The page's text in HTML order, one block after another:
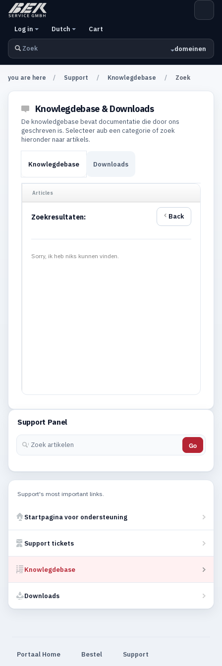
domeinen
Log in Dutch Cart
you are here Support Knowlegdebase Zoek
Support Panel
Go
Support's most important links.
Startpagina voor ondersteuning
Support tickets
Knowlegdebase
Downloads
Knowlegdebase & Downloads
De knowledgebase bevat documentatie die door ons
geschreven is. Selecteer aub een categorie of zoek
hieronder naar artikels.
Knowlegdebase Downloads
Articles
Back
Zoekresultaten:
Sorry, ik heb niks kunnen vinden.
Portaal Home Bestel
Support